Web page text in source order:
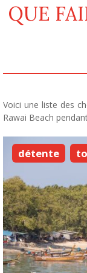
QUE
Voici une liste des
Rawai Beach
détente